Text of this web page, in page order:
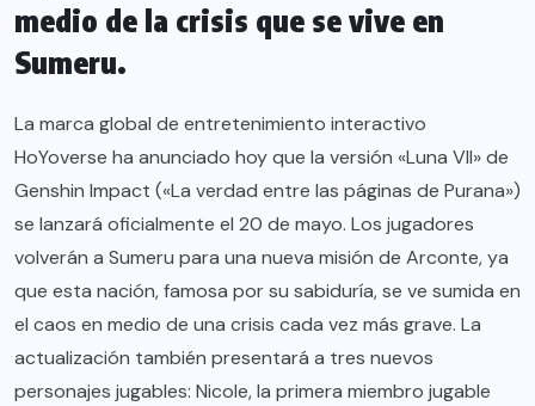
medio de la crisis que se vive en
Sumeru.
La marca global de entretenimiento interactivo
HoYoverse ha anunciado hoy que la versión «Luna VII» de
Genshin Impact («La verdad entre las páginas de Purana»)
se lanzará oficialmente el 20 de mayo. Los jugadores
volverán a Sumeru para una nueva misión de Arconte, ya
que esta nación, famosa por su sabiduría, se ve sumida en
el caos en medio de una crisis cada vez más grave. La
actualización también presentará a tres nuevos
personajes jugables: Nicole, la primera miembro jugable